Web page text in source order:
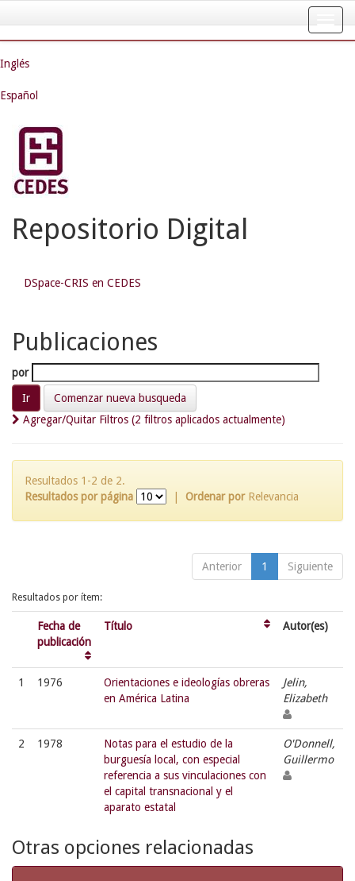
navigation
Inglés
Español
Repositorio Digital
DSpace-CRIS en CEDES
Publicaciones
por
Comenzar nueva busqueda
Agregar/Quitar Filtros (2 filtros aplicados actualmente)
Resultados 1-2 de 2.
Resultados por página
Ordenar por Relevancia
Anterior 1 Siguiente
Resultados por ítem:
Fecha de
publicación
Título Autor(es)
1 1976
Orientaciones e ideologías obreras
en América Latina
Jelin,
Elizabeth
2 1978
Notas para el estudio de la
burguesía local, con especial
referencia a sus vinculaciones con
el capital transnacional y el
aparato estatal
O'Donnell,
Guillermo
Otras opciones relacionadas